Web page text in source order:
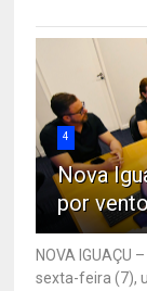
4
Nova
por
NOVA IGUAÇU
sexta-feira (7),